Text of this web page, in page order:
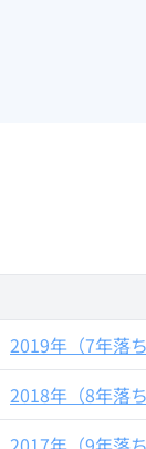
2019年（7年落ち
2018年（8年落ち